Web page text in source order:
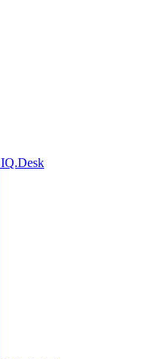
IQ.Desk